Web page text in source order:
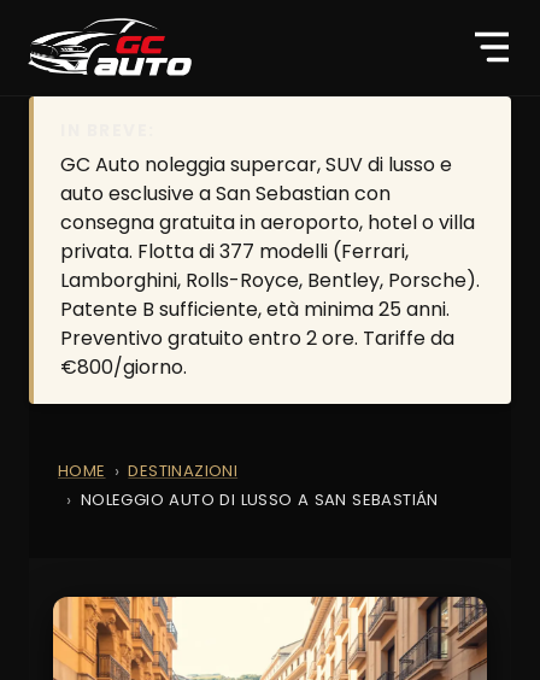
GC Auto noleggia supercar, SUV di lusso e
auto esclusive a San Sebastian con
consegna gratuita in aeroporto, hotel o villa
privata. Flotta di 377 modelli (Ferrari,
Lamborghini, Rolls-Royce, Bentley, Porsche).
Patente B sufficiente, età minima 25 anni.
Preventivo gratuito entro 2 ore. Tariffe da
€800/giorno.
HOME
DESTINAZIONI
NOLEGGIO AUTO DI LUSSO A SAN SEBASTIÁN